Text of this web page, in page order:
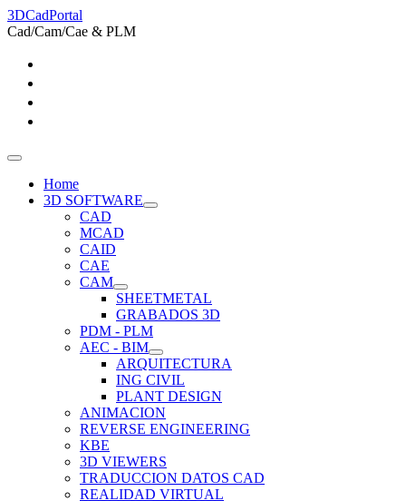
3DCadPortal
Cad/Cam/Cae & PLM
Home
3D SOFTWARE
CAD
MCAD
CAID
CAE
CAM
SHEETMETAL
GRABADOS 3D
PDM - PLM
AEC - BIM
ARQUITECTURA
ING CIVIL
PLANT DESIGN
ANIMACION
REVERSE ENGINEERING
KBE
3D VIEWERS
TRADUCCION DATOS CAD
REALIDAD VIRTUAL